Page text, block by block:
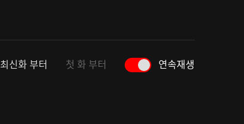
최신화 부터 첫 화 부터 연속재생